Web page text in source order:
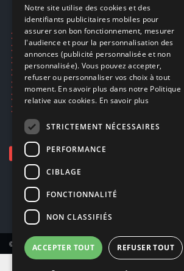
Ecogaming
Expédition & retours
Confidentialité
Conditions générales
EA Sport UFC 6
Call of Duty: Modern Warfare 4
Rachat et revente de jeux en cash
© Copyright 2026 Smartoys SA – Tous droits réservés.
ENGLISH
Notre site utilise des cookies et des
identifiants publicitaires mobiles pour
assurer son bon fonctionnement, mesurer
l'audience et pour la personnalisation des
annonces (publicité personnalisée et non
personnalisée). Vous pouvez accepter,
refuser ou personnaliser vos choix à tout
moment. En savoir plus dans notre Politique
relative aux cookies. En savoir plus
STRICTEMENT NÉCESSAIRES
PERFORMANCE
CIBLAGE
FONCTIONNALITÉ
NON CLASSIFIÉS
ACCEPTER TOUT REFUSER TOUT